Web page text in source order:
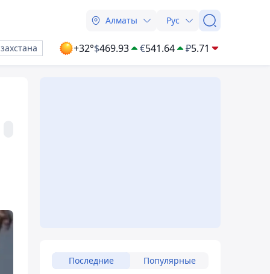
Алматы Рус
+32°$469.93 €541.64 ₽5.71
Последние Популярные